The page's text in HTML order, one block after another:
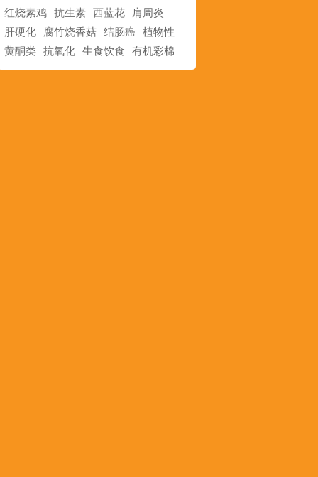
红烧素鸡 抗生素 西蓝花
肩周炎
肝硬化
腐竹烧香菇 结肠癌 植物性
黄酮类 抗氧化 生食饮食 有机彩棉